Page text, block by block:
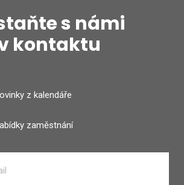
s námi
kontaktu
z kalendáře
zaměstnání